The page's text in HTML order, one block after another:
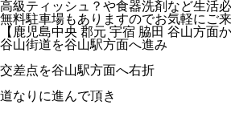
高級ティッシュ？や食器洗剤など生活
無料駐車場もありますのでお気軽にご来
【鹿児島中央 郡元 宇宿 脇田 谷山方面
谷山街道を谷山駅方面へ進み
交差点を谷山駅方面へ右折
道なりに進んで頂き